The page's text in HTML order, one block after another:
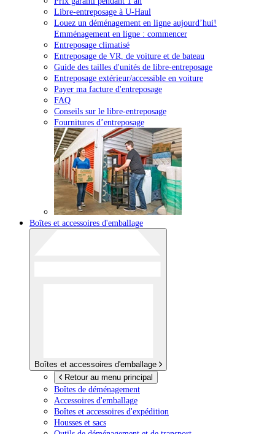
Libre-entreposage à U-Haul
Louez un déménagement en ligne aujourd’hui!
Emménagement en ligne : commencer
Entreposage climatisé
Entreposage de VR, de voiture et de bateau
Guide des tailles d'unités de libre-entreposage
Entreposage extérieur/accessible en voiture
Payer ma facture d'entreposage
FAQ
Conseils sur le libre-entreposage
Fournitures d’entreposage
Boîtes et accessoires d'emballage
Boîtes et accessoires d'emballage
Retour au menu principal
Boîtes de déménagement
Accessoires d'emballage
Boîtes et accessoires d'expédition
Housses et sacs